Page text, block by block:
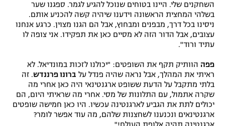
השחקנים שלי. היינו בטוחים שנוכל להגיע לגמר. ספגנו שער
בשלהי המחצית הראשונה וידענו שיהיה קשה להכניע אותם.
ניסינו בכל דרך, מבפנים ומבחוץ, אבל הם הגנו מצוין. כרגע אנחנו
עצובים, אבל הדור הזה לא מסיים כאן את תפקידו. אני צופה לו
עתיד ורוד".
פפה הוותיק תקף את השופטים: "יכולנו לזכות במונדיאל. לא
ראיתי את המהלך, אבל נראה שהיה פנדל על ברונו פרננדש. זה
בלתי מתקבל על הדעת ששופט ארגנטינאי היה כאן אחרי מה
שקרה אתמול, עם התלונות של מסי. אחרי מה שראיתי היום, הם
יכולים לתת את הגביע לארגנטינה עכשיו. היו כאן חמישה שופטים
ארגנטינאים ונכנענו לשחצנות שלהם, מה עוד אפשר לומר?